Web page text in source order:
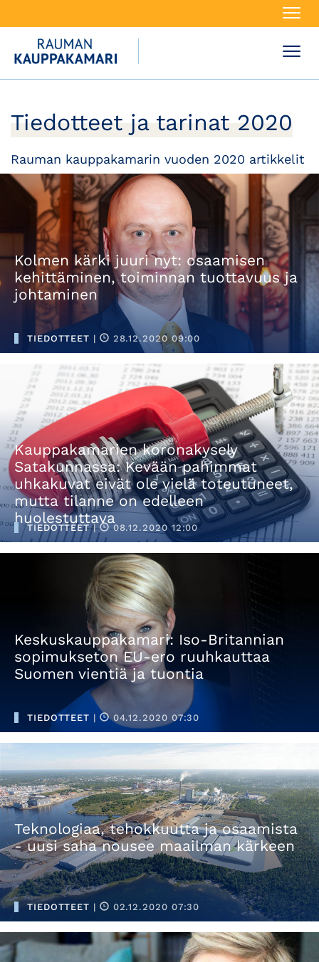
Tiedotteet ja tarinat 2020
Rauman kauppakamarin vuoden 2020 artikkelit
Kolmen kärki juuri nyt: osaamisen
kehittäminen, toiminnan tuottavuus ja
johtaminen
TIEDOTTEET | 28.12.2020 09:00
Kauppakamarien koronakysely
Satakunnassa: Kevään pahimmat
uhkakuvat eivät ole vielä toteutuneet,
mutta tilanne on edelleen
huolestuttava
TIEDOTTEET| 08.12.2020 12:00
Keskuskauppakamari: Iso-Britannian
sopimukseton EU-ero ruuhkauttaa
Suomen vientiä ja tuontia
TIEDOTTEET | 04.12.2020 07:30
Teknologiaa, tehokkuutta ja osaamista
- uusi saha nousee maailman kärkeen
TIEDOTTEET | 02.12.2020 07:30